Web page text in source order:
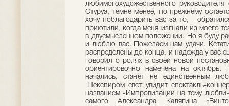
любимогохудожественного
Стуруа, темне менее, по-прежнему
хочу поблагодарить вас за то, -
приютили, когда меня изгнали из моего
в двусмысленном положении. Но я буду
и люблю вас. Пожелаем нам удачи.
распределены до конца, и надежда у вас
говорил о ролях в своей новой
ориентировочно намечена на октябрь.
начались, станет не единственным
Шекспиром свет увидит спектакль-
названием «Импровизации на тему
самого Александра Калягина